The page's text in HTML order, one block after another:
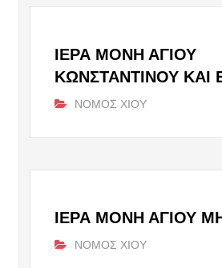
ΙΕΡΑ ΜΟΝΗ ΑΓΙΟΥ
ΚΩΝΣΤΑΝΤΙΝΟΥ ΚΑΙ
ΝΟΜΟΣ ΧΙΟΥ
ΙΕΡΑ ΜΟΝΗ ΑΓΙΟΥ
ΝΟΜΟΣ ΧΙΟΥ